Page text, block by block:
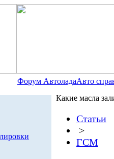
Форум АвтоладаАвто
Какие масла
Статьи
>
ГСМ